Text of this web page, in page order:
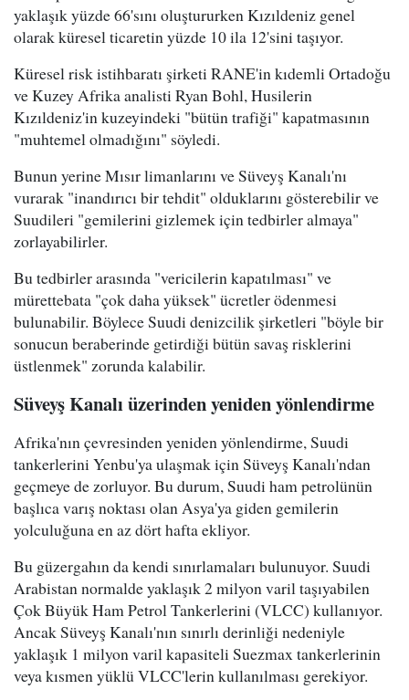
yaklaşık yüzde 66'sını oluştururken Kızıldeniz genel
olarak küresel ticaretin yüzde 10 ila 12'sini taşıyor.
Küresel risk istihbaratı şirketi RANE'in kıdemli Ortadoğu
ve Kuzey Afrika analisti Ryan Bohl, Husilerin
Kızıldeniz'in kuzeyindeki "bütün trafiği" kapatmasının
"muhtemel olmadığını" söyledi.
Bunun yerine Mısır limanlarını ve Süveyş Kanalı'nı
vurarak "inandırıcı bir tehdit" olduklarını gösterebilir ve
Suudileri "gemilerini gizlemek için tedbirler almaya"
zorlayabilirler.
Bu tedbirler arasında "vericilerin kapatılması" ve
mürettebata "çok daha yüksek" ücretler ödenmesi
bulunabilir. Böylece Suudi denizcilik şirketleri "böyle bir
sonucun beraberinde getirdiği bütün savaş risklerini
üstlenmek" zorunda kalabilir.
Süveyş Kanalı üzerinden yeniden yönlendirme
Afrika'nın çevresinden yeniden yönlendirme, Suudi
tankerlerini Yenbu'ya ulaşmak için Süveyş Kanalı'ndan
geçmeye de zorluyor. Bu durum, Suudi ham petrolünün
başlıca varış noktası olan Asya'ya giden gemilerin
yolculuğuna en az dört hafta ekliyor.
Bu güzergahın da kendi sınırlamaları bulunuyor. Suudi
Arabistan normalde yaklaşık 2 milyon varil taşıyabilen
Çok Büyük Ham Petrol Tankerlerini (VLCC) kullanıyor.
Ancak Süveyş Kanalı'nın sınırlı derinliği nedeniyle
yaklaşık 1 milyon varil kapasiteli Suezmax tankerlerinin
veya kısmen yüklü VLCC'lerin kullanılması gerekiyor.